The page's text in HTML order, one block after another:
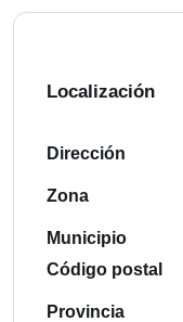
Localización
Dirección
Zona
Municipio
Código postal
Provincia